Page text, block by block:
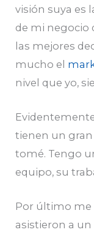
visión suya es
de mi negocio
las mejores
mucho el
nivel que yo,
tienen un gran
tomé. Tengo
equipo, su
Por último me
asistieron a